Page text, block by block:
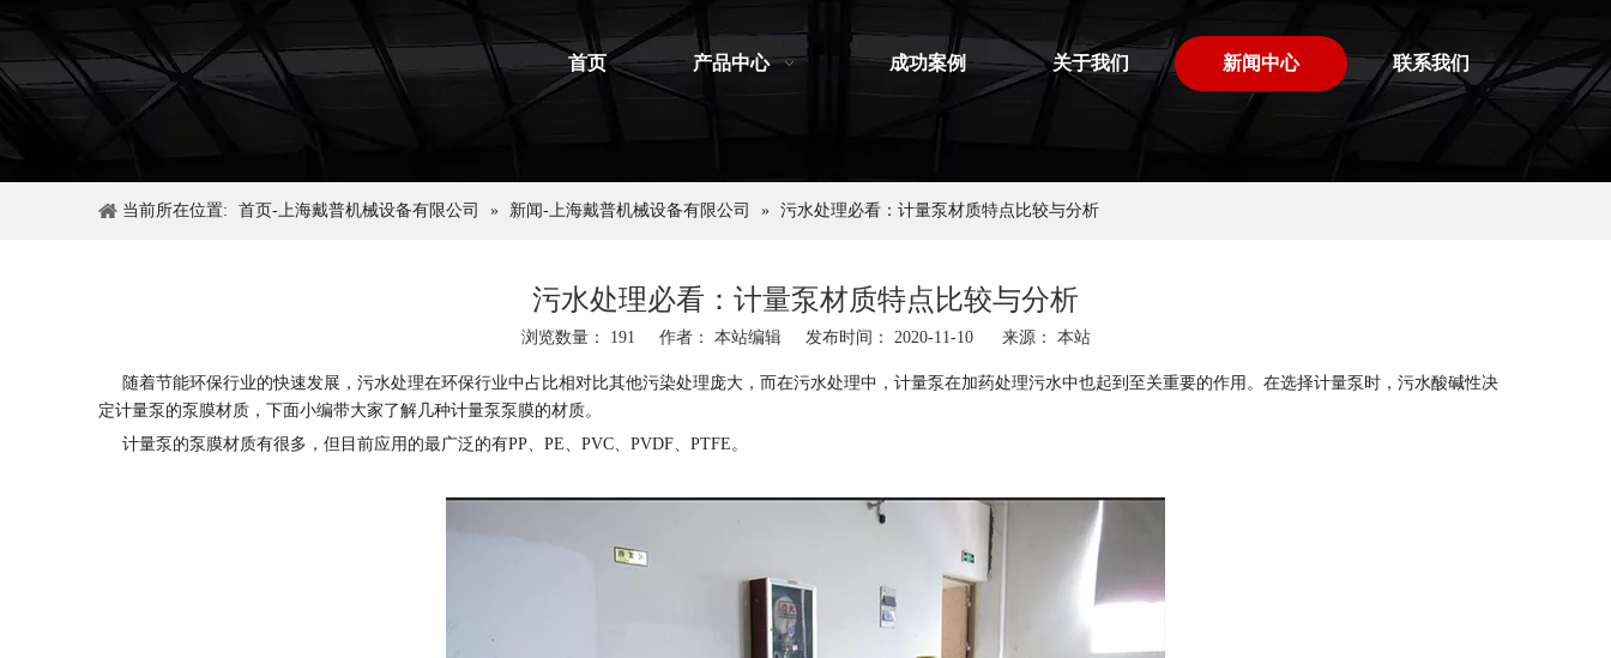
首页 产品中心 成功案例 关于我们 新闻中心 联系我们
当前所在位置: 首页-上海戴普机械设备有限公司 » 新闻-上海戴普机械设备有限公司 » 污水处理必看：计量泵材质特点比较与分析
污水处理必看：计量泵材质特点比较与分析
浏览数量： 191 作者： 本站编辑 发布时间： 2020-11-10 来源： 本站
随着节能环保行业的快速发展，污水处理在环保行业中占比相对比其他污染处理庞大，而在污水处理中，计量泵在加药处理污水中也起到至关重要的作用。在选择计量泵时，污水酸碱性决
定计量泵的泵膜材质，下面小编带大家了解几种计量泵泵膜的材质。
计量泵的泵膜材质有很多，但目前应用的最广泛的有PP、PE、PVC、PVDF、PTFE。